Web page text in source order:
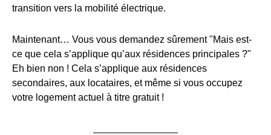
transition vers la mobilité électrique.
Maintenant… Vous vous demandez sûrement "Mais est-
ce que cela s’applique qu’aux résidences principales ?"
Eh bien non ! Cela s’applique aux résidences
secondaires, aux locataires, et même si vous occupez
votre logement actuel à titre gratuit !